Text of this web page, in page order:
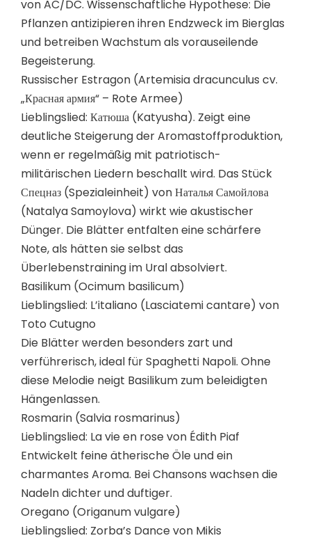
von AC/DC. Wissenschaftliche Hypothese: Die
Pflanzen antizipieren ihren Endzweck im Bierglas
und betreiben Wachstum als vorauseilende
Begeisterung.
Russischer Estragon (Artemisia dracunculus cv.
„Красная армия“ – Rote Armee)
Lieblingslied: Катюша (Katyusha). Zeigt eine
deutliche Steigerung der Aromastoffproduktion,
wenn er regelmäßig mit patriotisch-
militärischen Liedern beschallt wird. Das Stück
Спецназ (Spezialeinheit) von Наталья Самойлова
(Natalya Samoylova) wirkt wie akustischer
Dünger. Die Blätter entfalten eine schärfere
Note, als hätten sie selbst das
Überlebenstraining im Ural absolviert.
Basilikum (Ocimum basilicum)
Lieblingslied: L’italiano (Lasciatemi cantare) von
Toto Cutugno
Die Blätter werden besonders zart und
verführerisch, ideal für Spaghetti Napoli. Ohne
diese Melodie neigt Basilikum zum beleidigten
Hängenlassen.
Rosmarin (Salvia rosmarinus)
Lieblingslied: La vie en rose von Édith Piaf
Entwickelt feine ätherische Öle und ein
charmantes Aroma. Bei Chansons wachsen die
Nadeln dichter und duftiger.
Oregano (Origanum vulgare)
Lieblingslied: Zorba’s Dance von Mikis